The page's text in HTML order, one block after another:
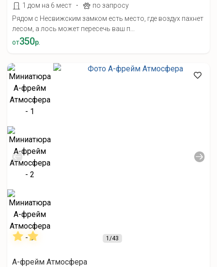
1 дом на 6 мест
·
по запросу
Рядом с Несвижским замком есть место, где воздух пахнет
лесом, а лось может пересечь ваш п...
от350р.
1/43
А-фрейм Атмосфера